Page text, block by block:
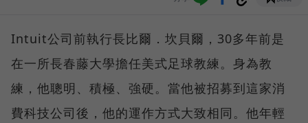
Intuit公司前執行長比爾．坎貝爾，30多年前是
在一所長春藤大學擔任美式足球教練。身為教
練，他聰明、積極、強硬。當他被招募到這家消
費科技公司後，他的運作方式大致相同。他年輕